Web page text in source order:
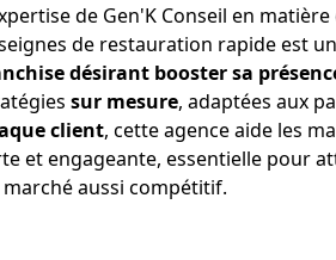
de Gen'K Conseil en
de restauration rapide est
désirant booster sa
sur mesure, adaptées aux
client, cette agence aide les
et engageante, essentielle pour
aussi compétitif.